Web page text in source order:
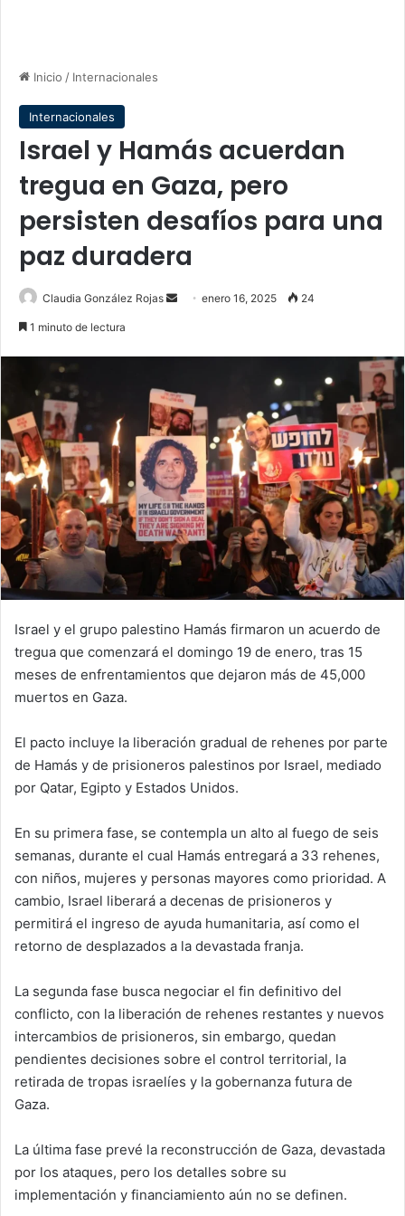
Inicio / Internacionales
Internacionales
Israel y Hamás acuerdan
tregua en Gaza, pero
persisten desafíos para una
paz duradera
Claudia González Rojas
Sendenero 16, 2025 24
1 minuto de lectura
Israel y el grupo palestino Hamás firmaron un acuerdo de
tregua que comenzará el domingo 19 de enero, tras 15
meses de enfrentamientos que dejaron más de 45,000
muertos en Gaza.
El pacto incluye la liberación gradual de rehenes por parte
de Hamás y de prisioneros palestinos por Israel, mediado
por Qatar, Egipto y Estados Unidos.
En su primera fase, se contempla un alto al fuego de seis
semanas, durante el cual Hamás entregará a 33 rehenes,
con niños, mujeres y personas mayores como prioridad. A
cambio, Israel liberará a decenas de prisioneros y
permitirá el ingreso de ayuda humanitaria, así como el
retorno de desplazados a la devastada franja.
La segunda fase busca negociar el fin definitivo del
conflicto, con la liberación de rehenes restantes y nuevos
intercambios de prisioneros, sin embargo, quedan
pendientes decisiones sobre el control territorial, la
retirada de tropas israelíes y la gobernanza futura de
Gaza.
La última fase prevé la reconstrucción de Gaza, devastada
por los ataques, pero los detalles sobre su
implementación y financiamiento aún no se definen.